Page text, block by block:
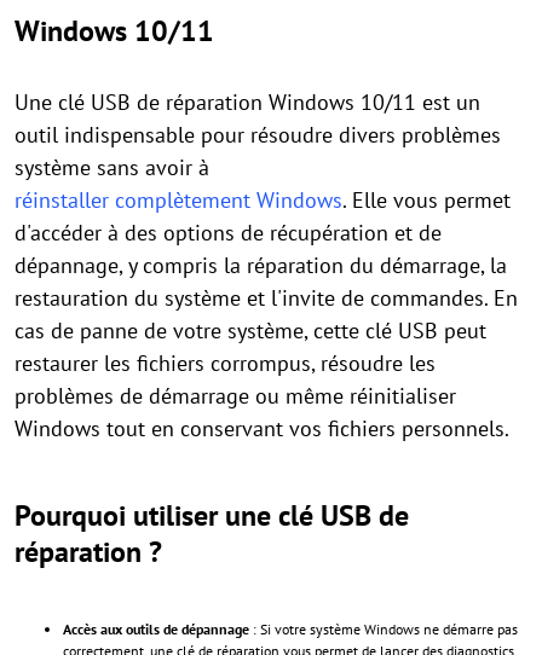
Windows 10/11
Une clé USB de réparation Windows 10/11 est un
outil indispensable pour résoudre divers problèmes
système sans avoir à
réinstaller complètement Windows. Elle vous permet
d'accéder à des options de récupération et de
dépannage, y compris la réparation du démarrage, la
restauration du système et l'invite de commandes. En
cas de panne de votre système, cette clé USB peut
restaurer les fichiers corrompus, résoudre les
problèmes de démarrage ou même réinitialiser
Windows tout en conservant vos fichiers personnels.
Pourquoi utiliser une clé USB de
réparation ?
Accès aux outils de dépannage : Si votre système Windows ne démarre pas
correctement, une clé de réparation vous permet de lancer des diagnostics